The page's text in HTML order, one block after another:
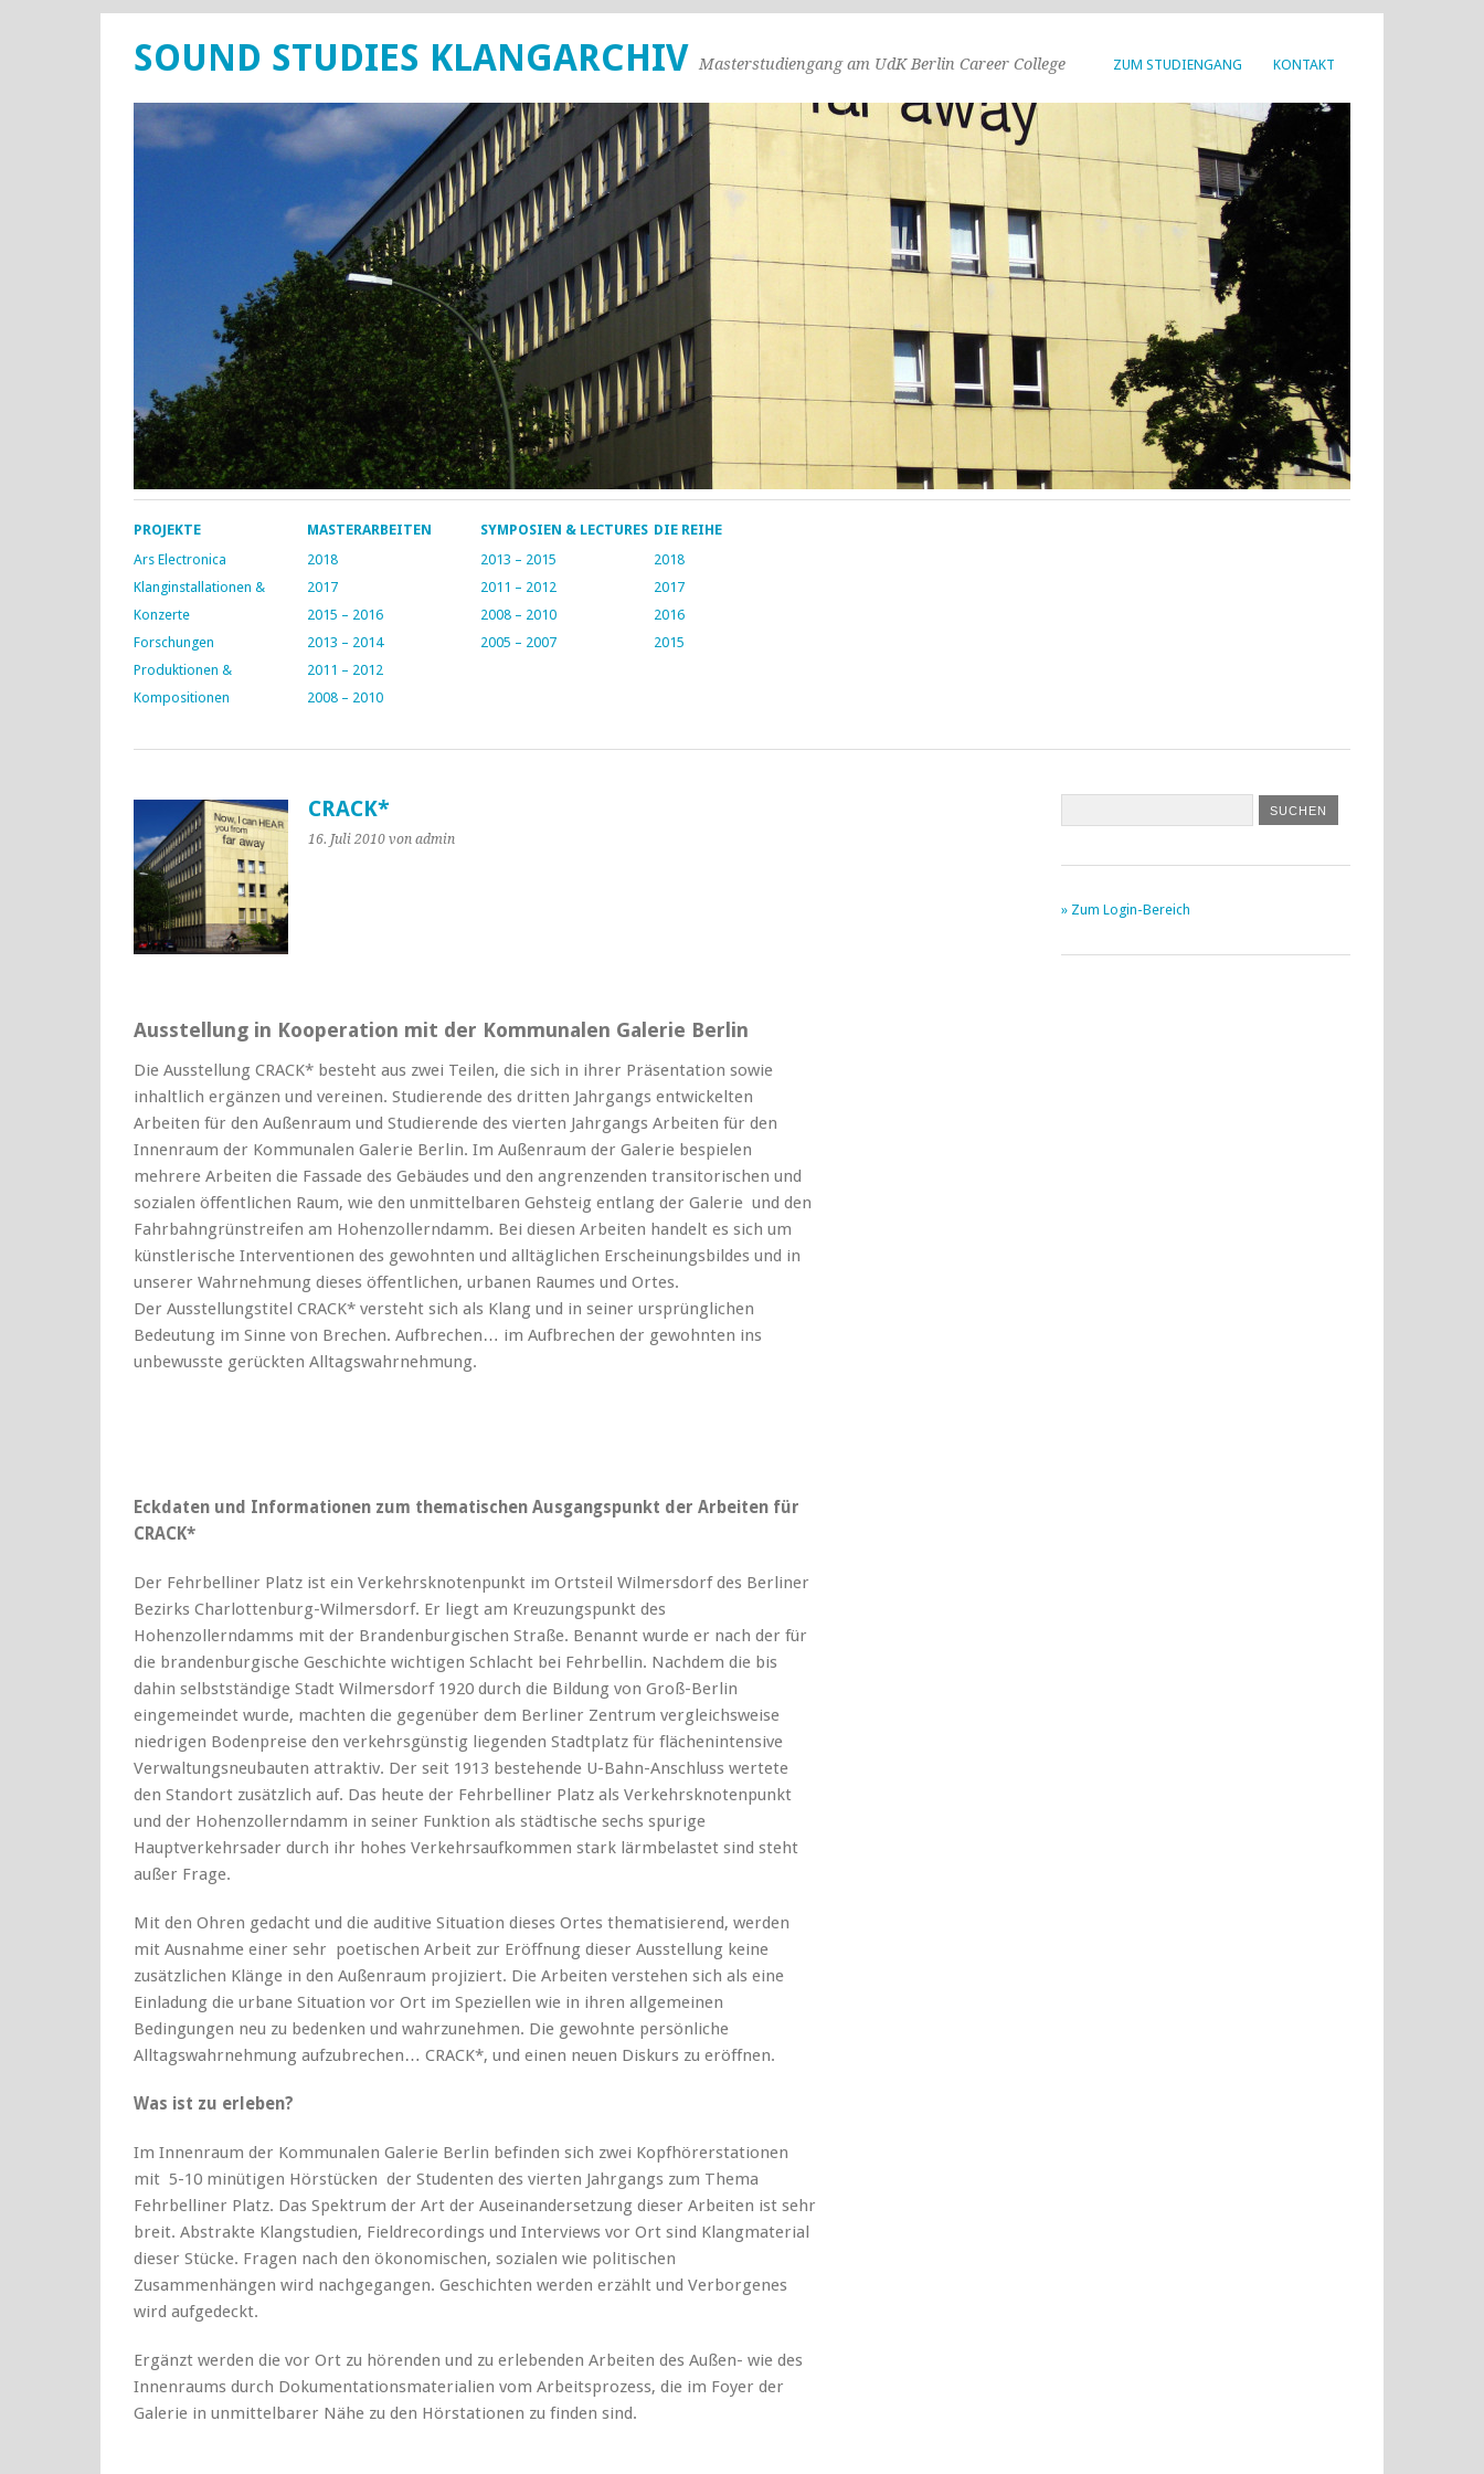
ZUM STUDIENGANG KONTAKT
SOUND STUDIES KLANGARCHIV Masterstudiengang am UdK Berlin Career College
PROJEKTE
Ars Electronica
Klanginstallationen &
Konzerte
Forschungen
Produktionen &
Kompositionen
MASTERARBEITEN
2018
2017
2015 – 2016
2013 – 2014
2011 – 2012
2008 – 2010
SYMPOSIEN & LECTURES
2013 – 2015
2011 – 2012
2008 – 2010
2005 – 2007
DIE REIHE
2018
2017
2016
2015
CRACK*
16. Juli 2010 von admin
Ausstellung in Kooperation mit der Kommunalen Galerie Berlin
Die Ausstellung CRACK* besteht aus zwei Teilen, die sich in ihrer Präsentation sowie
inhaltlich ergänzen und vereinen. Studierende des dritten Jahrgangs entwickelten
Arbeiten für den Außenraum und Studierende des vierten Jahrgangs Arbeiten für den
Innenraum der Kommunalen Galerie Berlin. Im Außenraum der Galerie bespielen
mehrere Arbeiten die Fassade des Gebäudes und den angrenzenden transitorischen und
sozialen öffentlichen Raum, wie den unmittelbaren Gehsteig entlang der Galerie und den
Fahrbahngrünstreifen am Hohenzollerndamm. Bei diesen Arbeiten handelt es sich um
künstlerische Interventionen des gewohnten und alltäglichen Erscheinungsbildes und in
unserer Wahrnehmung dieses öffentlichen, urbanen Raumes und Ortes.
Der Ausstellungstitel CRACK* versteht sich als Klang und in seiner ursprünglichen
Bedeutung im Sinne von Brechen. Aufbrechen… im Aufbrechen der gewohnten ins
unbewusste gerückten Alltagswahrnehmung.
Eckdaten und Informationen zum thematischen Ausgangspunkt der Arbeiten für
CRACK*
Der Fehrbelliner Platz ist ein Verkehrsknotenpunkt im Ortsteil Wilmersdorf des Berliner
Bezirks Charlottenburg-Wilmersdorf. Er liegt am Kreuzungspunkt des
Hohenzollerndamms mit der Brandenburgischen Straße. Benannt wurde er nach der für
die brandenburgische Geschichte wichtigen Schlacht bei Fehrbellin. Nachdem die bis
dahin selbstständige Stadt Wilmersdorf 1920 durch die Bildung von Groß-Berlin
eingemeindet wurde, machten die gegenüber dem Berliner Zentrum vergleichsweise
niedrigen Bodenpreise den verkehrsgünstig liegenden Stadtplatz für flächenintensive
Verwaltungsneubauten attraktiv. Der seit 1913 bestehende U-Bahn-Anschluss wertete
den Standort zusätzlich auf. Das heute der Fehrbelliner Platz als Verkehrsknotenpunkt
und der Hohenzollerndamm in seiner Funktion als städtische sechs spurige
Hauptverkehrsader durch ihr hohes Verkehrsaufkommen stark lärmbelastet sind steht
außer Frage.
Mit den Ohren gedacht und die auditive Situation dieses Ortes thematisierend, werden
mit Ausnahme einer sehr poetischen Arbeit zur Eröffnung dieser Ausstellung keine
zusätzlichen Klänge in den Außenraum projiziert. Die Arbeiten verstehen sich als eine
Einladung die urbane Situation vor Ort im Speziellen wie in ihren allgemeinen
Bedingungen neu zu bedenken und wahrzunehmen. Die gewohnte persönliche
Alltagswahrnehmung aufzubrechen… CRACK*, und einen neuen Diskurs zu eröffnen.
Was ist zu erleben?
Im Innenraum der Kommunalen Galerie Berlin befinden sich zwei Kopfhörerstationen
mit 5-10 minütigen Hörstücken der Studenten des vierten Jahrgangs zum Thema
Fehrbelliner Platz. Das Spektrum der Art der Auseinandersetzung dieser Arbeiten ist sehr
breit. Abstrakte Klangstudien, Fieldrecordings und Interviews vor Ort sind Klangmaterial
dieser Stücke. Fragen nach den ökonomischen, sozialen wie politischen
Zusammenhängen wird nachgegangen. Geschichten werden erzählt und Verborgenes
wird aufgedeckt.
Ergänzt werden die vor Ort zu hörenden und zu erlebenden Arbeiten des Außen- wie des
Innenraums durch Dokumentationsmaterialien vom Arbeitsprozess, die im Foyer der
Galerie in unmittelbarer Nähe zu den Hörstationen zu finden sind.
» Zum Login-Bereich